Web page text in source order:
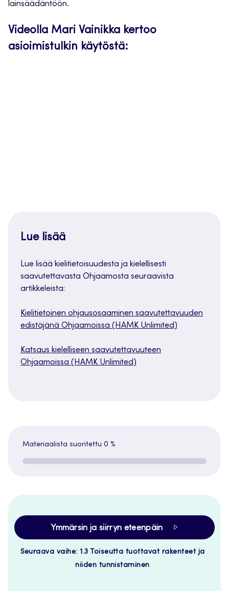
lainsäädäntöön.
Videolla Mari Vainikka kertoo
asioimistulkin käytöstä:
Lue lisää
Lue lisää kielitietoisuudesta ja kielellisesti
saavutettavasta Ohjaamosta seuraavista
artikkeleista:
Kielitietoinen ohjausosaaminen saavutettavuuden
edistäjänä Ohjaamoissa (HAMK Unlimited)
Katsaus kielelliseen saavutettavuuteen
Ohjaamoissa (HAMK Unlimited)
Materiaalista suoritettu 0 %
Ymmärsin ja siirryn eteenpäin
Seuraava vaihe: 1.3 Toiseutta tuottavat rakenteet ja
niiden tunnistaminen